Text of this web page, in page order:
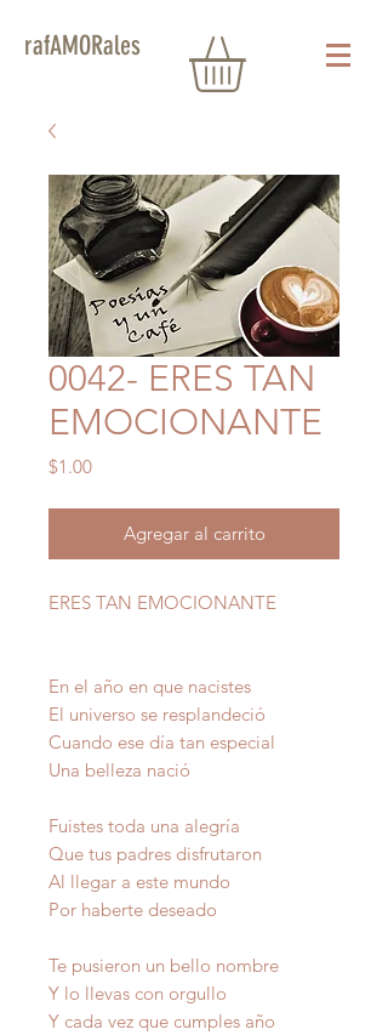
rafAMORales
0042- ERES TAN
EMOCIONANTE
$1.00Precio
Agregar al carrito
ERES TAN EMOCIONANTE
En el año en que nacistes
El universo se resplandeció
Cuando ese día tan especial
Una belleza nació
Fuistes toda una alegría
Que tus padres disfrutaron
Al llegar a este mundo
Por haberte deseado
Te pusieron un bello nombre
Y lo llevas con orgullo
Y cada vez que cumples año